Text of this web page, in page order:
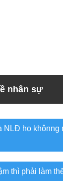
nhân sự
NLĐ họ khônng
thì phải làm